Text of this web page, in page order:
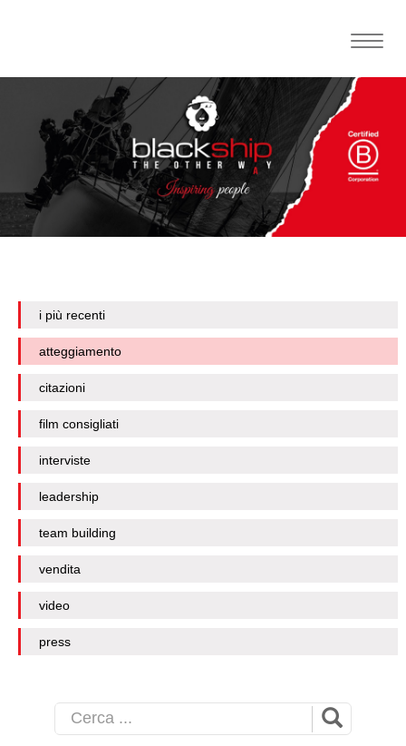
Toggle
i più recenti
atteggiamento
citazioni
film consigliati
interviste
leadership
team building
vendita
video
press